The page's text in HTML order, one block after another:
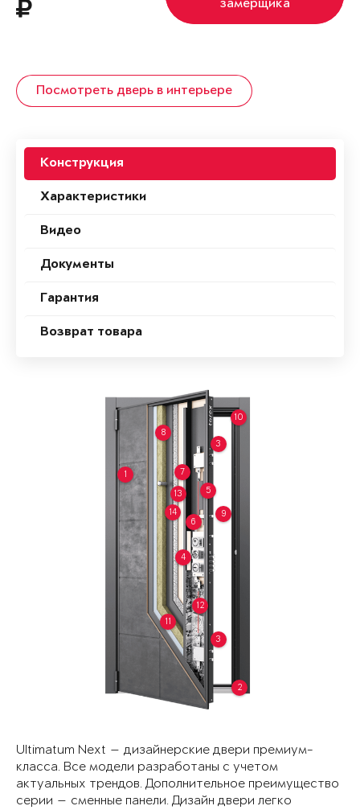
замерщика
Посмотреть дверь в интерьере
Конструкция
Характеристики
Видео
Документы
Гарантия
Возврат товара
1
2
3
3
4
5
6
7
8
9
10
11
12
13
14
Ultimatum Next — дизайнерские двери премиум-
класса. Все модели разработаны с учетом
актуальных трендов. Дополнительное преимущество
серии — сменные панели. Дизайн двери легко